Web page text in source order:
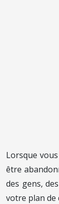
Lorsque
être
des gens,
votre plan de